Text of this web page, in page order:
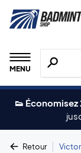
MENU
👟
Retour |